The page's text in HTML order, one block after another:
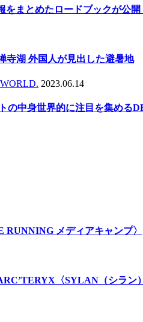
まとめたロードブックが公開
湖 外国人が見出した避暑地
2023.06.14
の中身世界的に注目を集める
メディアキャンプ〉
〈SYLAN（シラン